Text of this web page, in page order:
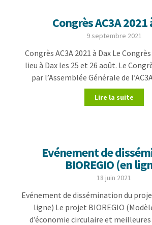
Congrès AC3A 2021
9 septembre 2021
Congrès AC3A 2021 à Dax Le Congrès
lieu à Dax les 25 et 26 août. Le
par l’Assemblée Générale de
Lire la suite
Evénement de
BIOREGIO (en
18 juin 2021
Evénement de dissémination du
ligne) Le projet BIOREGIO
d’économie circulaire et